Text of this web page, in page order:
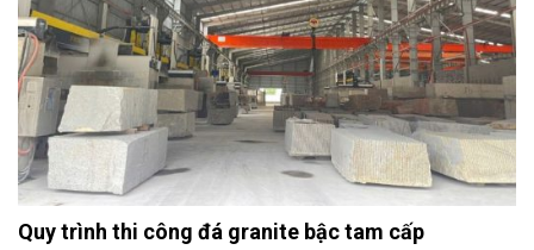
Quy trình thi công đá granite bậc tam cấp